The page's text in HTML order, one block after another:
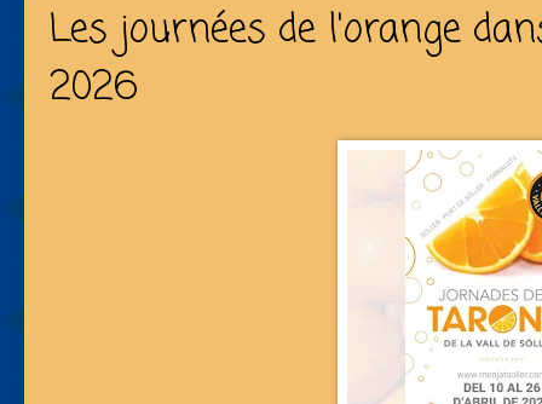
Les journées de l'orange
2026